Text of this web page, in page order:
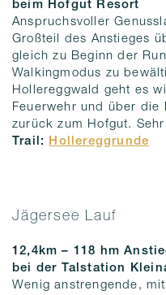
beim Hofgut Resort
Anspruchsvoller
Großteil des Anstieges
gleich zu Beginn der
Walkingmodus zu
Hollereggwald geht es
Feuerwehr und über die
zurück zum Hofgut.
Trail: Hollereggrunde
Jägersee Lauf
12,4km – 118 hm
bei der Talstation
Wenig anstrengende,